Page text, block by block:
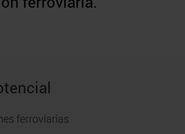
ferroviarias